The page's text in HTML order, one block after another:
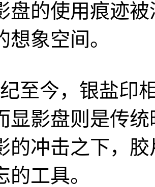
盘的使用痕迹
想象空间。
至今，银盐印
显影盘则是传
的冲击之下，
的工具。